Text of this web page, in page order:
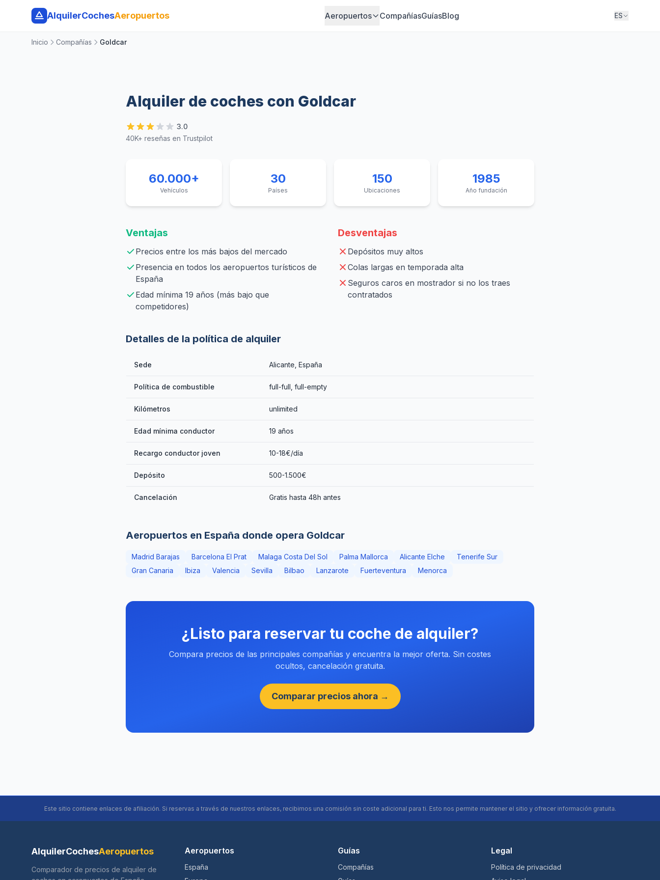
AlquilerCochesAeropuertos Aeropuertos CompañíasGuíasBlog ES
Inicio Compañías Goldcar
Alquiler de coches con Goldcar
3.0
40K+ reseñas en Trustpilot
60.000+
Vehículos
30
Países
150
Ubicaciones
1985
Año fundación
Ventajas
Precios entre los más bajos del mercado
Presencia en todos los aeropuertos turísticos de
España
Edad mínima 19 años (más bajo que
competidores)
Desventajas
Depósitos muy altos
Colas largas en temporada alta
Seguros caros en mostrador si no los traes
contratados
Detalles de la política de alquiler
Sede Alicante, España
Política de combustible full-full, full-empty
Kilómetros unlimited
Edad mínima conductor 19 años
Recargo conductor joven 10-18€/día
Depósito 500-1.500€
Cancelación Gratis hasta 48h antes
Aeropuertos en España donde opera Goldcar
Madrid Barajas Barcelona El Prat Malaga Costa Del Sol Palma Mallorca Alicante Elche
Tenerife Sur
Gran Canaria
Ibiza Valencia Sevilla Bilbao Lanzarote Fuerteventura Menorca
¿Listo para reservar tu coche de alquiler?
Compara precios de las principales compañías y encuentra la mejor oferta. Sin costes
ocultos, cancelación gratuita.
Comparar precios ahora →
Este sitio contiene enlaces de afiliación. Si reservas a través de nuestros enlaces, recibimos una comisión sin coste adicional para ti. Esto nos permite mantener el sitio y ofrecer información gratuita.
AlquilerCochesAeropuertos
Comparador de precios de alquiler de
Aeropuertos
España
Guías
Compañías
Legal
Política de privacidad